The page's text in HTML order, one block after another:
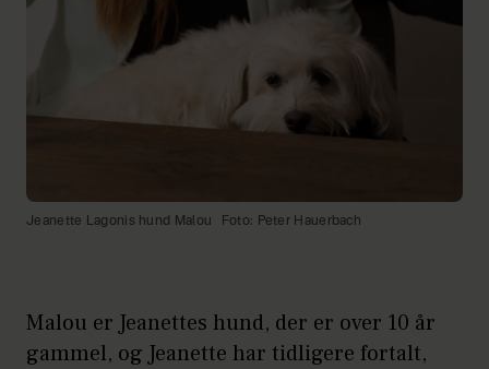
Jeanette Lagonis hund Malou Foto: Peter Hauerbach
Malou er Jeanettes hund, der er over 10 år
gammel, og Jeanette har tidligere fortalt,